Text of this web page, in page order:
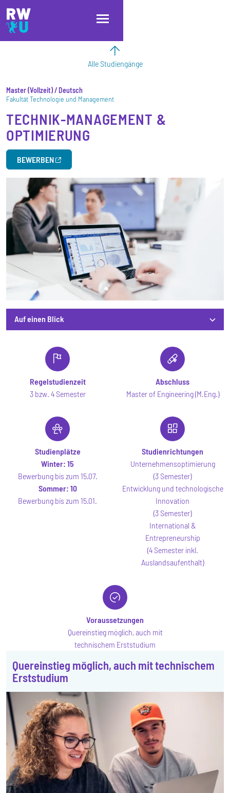
Direkt zum Inhalt
Direkt zur Hauptnavigation
Direkt zum Fußbereich
Alle Studiengänge
Master Vollzeit / Deutsch
Fakultät Technologie und Management
TECHNIK-MANAGEMENT &
OPTIMIERUNG
BEWERBEN
Auf einen Blick
Regelstudienzeit
3 bzw. 4 Semester
Abschluss
Master of Engineering (M.Eng.)
Studienplätze
Winter: 15
Bewerbung bis zum 15.07.
Sommer: 10
Bewerbung bis zum 15.01.
Studienrichtungen
Unternehmensoptimierung
(3 Semester)
Entwicklung und technologische
Innovation
(3 Semester)
International &
Entrepreneurship
(4 Semester inkl.
Auslandsaufenthalt)
Voraussetzungen
Quereinstieg möglich, auch mit
technischem Erststudium
Quereinstieg möglich, auch mit technischem
Erststudium